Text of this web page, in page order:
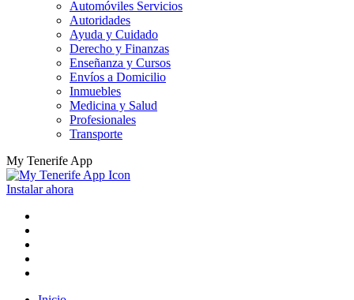
Automóviles Servicios
Autoridades
Ayuda y Cuidado
Derecho y Finanzas
Enseñanza y Cursos
Envíos a Domicilio
Inmuebles
Medicina y Salud
Profesionales
Transporte
My Tenerife App
Instalar ahora